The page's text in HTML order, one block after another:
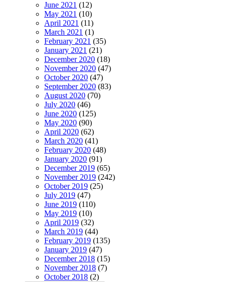
June 2021 (12)
May 2021 (10)
April 2021 (11)
March 2021 (1)
February 2021 (35)
January 2021 (21)
December 2020 (18)
November 2020 (47)
October 2020 (47)
September 2020 (83)
August 2020 (70)
July 2020 (46)
June 2020 (125)
May 2020 (90)
April 2020 (62)
March 2020 (41)
February 2020 (48)
January 2020 (91)
December 2019 (65)
November 2019 (242)
October 2019 (25)
July 2019 (47)
June 2019 (110)
May 2019 (10)
April 2019 (32)
March 2019 (44)
February 2019 (135)
January 2019 (47)
December 2018 (15)
November 2018 (7)
October 2018 (2)